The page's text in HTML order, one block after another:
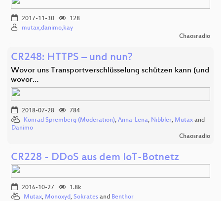
2017-11-30
128
mutax,danimo,kay
Chaosradio
CR248: HTTPS – und nun?
Wovor uns Transportverschlüsselung schützen kann (und
wovor…
2018-07-28
784
Konrad Spremberg (Moderation), Anna-Lena, Nibbler, Mutax and
Danimo
Chaosradio
CR228 - DDoS aus dem IoT-Botnetz
2016-10-27
1.8k
Mutax, Monoxyd, Sokrates and Benthor